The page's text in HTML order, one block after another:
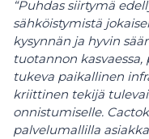
“Puhdas siirtymä
sähköistymistä
kysynnän ja hyvin
tuotannon
tukeva paikallinen
kriittinen tekijä
onnistumiselle.
palvelumallilla